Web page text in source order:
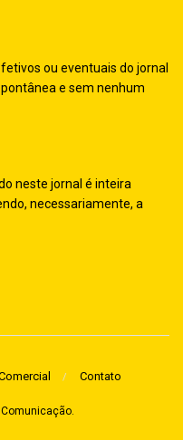
ou eventuais do jornal
e sem nenhum
neste jornal é inteira
necessariamente, a
Contato
Comunicação.